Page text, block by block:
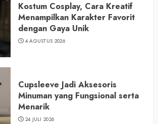
Kostum Cosplay, Cara Kreatif
Menampilkan Karakter Favorit
dengan Gaya Unik
4 AGUSTUS 2026
Cupsleeve Jadi Aksesoris
Minuman yang Fungsional serta
Menarik
24 JULI 2026